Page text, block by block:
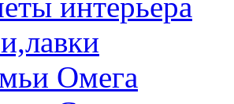
интерьера
Омега